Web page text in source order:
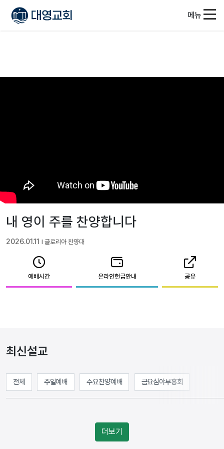
메뉴
내 영이 주를 찬양합니다
2026.01.11 l 글로리아 찬양대
예배시간 온라인헌금안내 공유
최신설교
전체 주일예배 수요찬양예배 금요심야부흥회
더보기